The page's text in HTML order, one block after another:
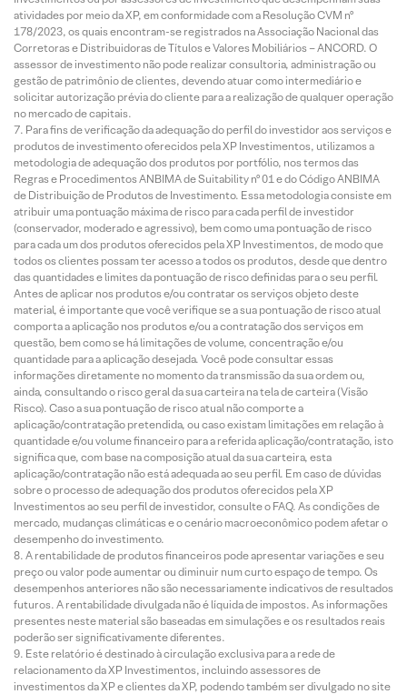
atividades por meio da XP, em conformidade com a Resolução CVM nº
178/2023, os quais encontram-se registrados na Associação Nacional das
Corretoras e Distribuidoras de Títulos e Valores Mobiliários – ANCORD. O
assessor de investimento não pode realizar consultoria, administração ou
gestão de patrimônio de clientes, devendo atuar como intermediário e
solicitar autorização prévia do cliente para a realização de qualquer operação
no mercado de capitais.
Para fins de verificação da adequação do perfil do investidor aos serviços e
produtos de investimento oferecidos pela XP Investimentos, utilizamos a
metodologia de adequação dos produtos por portfólio, nos termos das
Regras e Procedimentos ANBIMA de Suitability nº 01 e do Código ANBIMA
de Distribuição de Produtos de Investimento. Essa metodologia consiste em
atribuir uma pontuação máxima de risco para cada perfil de investidor
(conservador, moderado e agressivo), bem como uma pontuação de risco
para cada um dos produtos oferecidos pela XP Investimentos, de modo que
todos os clientes possam ter acesso a todos os produtos, desde que dentro
das quantidades e limites da pontuação de risco definidas para o seu perfil.
Antes de aplicar nos produtos e/ou contratar os serviços objeto deste
material, é importante que você verifique se a sua pontuação de risco atual
comporta a aplicação nos produtos e/ou a contratação dos serviços em
questão, bem como se há limitações de volume, concentração e/ou
quantidade para a aplicação desejada. Você pode consultar essas
informações diretamente no momento da transmissão da sua ordem ou,
ainda, consultando o risco geral da sua carteira na tela de carteira (Visão
Risco). Caso a sua pontuação de risco atual não comporte a
aplicação/contratação pretendida, ou caso existam limitações em relação à
quantidade e/ou volume financeiro para a referida aplicação/contratação, isto
significa que, com base na composição atual da sua carteira, esta
aplicação/contratação não está adequada ao seu perfil. Em caso de dúvidas
sobre o processo de adequação dos produtos oferecidos pela XP
Investimentos ao seu perfil de investidor, consulte o FAQ. As condições de
mercado, mudanças climáticas e o cenário macroeconômico podem afetar o
desempenho do investimento.
A rentabilidade de produtos financeiros pode apresentar variações e seu
preço ou valor pode aumentar ou diminuir num curto espaço de tempo. Os
desempenhos anteriores não são necessariamente indicativos de resultados
futuros. A rentabilidade divulgada não é líquida de impostos. As informações
presentes neste material são baseadas em simulações e os resultados reais
poderão ser significativamente diferentes.
Este relatório é destinado à circulação exclusiva para a rede de
relacionamento da XP Investimentos, incluindo assessores de
investimentos da XP e clientes da XP, podendo também ser divulgado no site